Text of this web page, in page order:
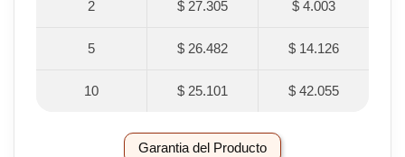
2 $ 27.305 $ 4.003
5 $ 26.482 $ 14.126
10 $ 25.101 $ 42.055
Garantia del Producto